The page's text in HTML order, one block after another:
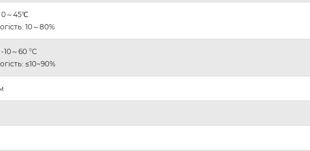
0～45℃
10～80%
～60 °C
≤10~90%